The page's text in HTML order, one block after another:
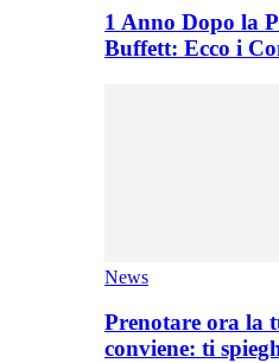
1 Anno Dopo la
Buffett: Ecco i
News
Prenotare ora la
conviene: ti